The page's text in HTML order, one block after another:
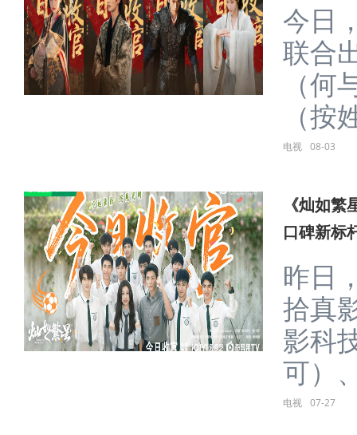
今日
联合
（
（
电视 08-03
《灿如
口碑新标
昨日
拾真
影科
可）
电视 07-27